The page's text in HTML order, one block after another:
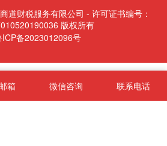
道财税服务有限公司 - 许可证书编号：
版权所有
ICP备2023012096号
箱 微信咨询 联系电话